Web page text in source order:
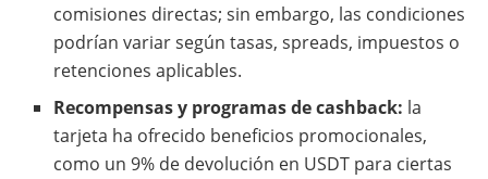
comisiones directas; sin embargo, las condiciones
podrían variar según tasas, spreads, impuestos o
retenciones aplicables.
Recompensas y programas de cashback: la
tarjeta ha ofrecido beneficios promocionales,
como un 9% de devolución en USDT para ciertas